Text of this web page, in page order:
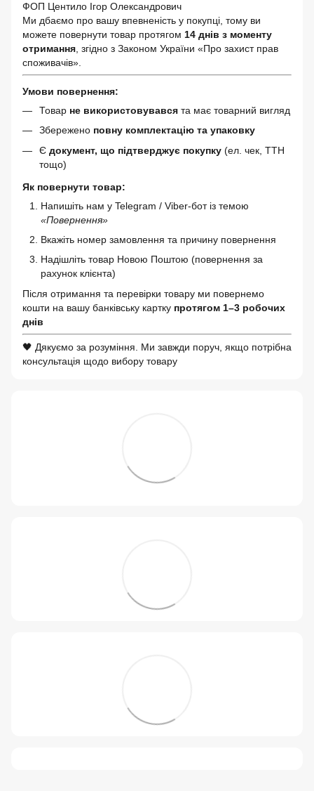
ФОП Центило Ігор Олександрович
Ми дбаємо про вашу впевненість у покупці, тому ви
можете повернути товар протягом 14 днів з моменту
отримання , згідно з Законом України «Про захист прав
споживачів».
Умови повернення:
Товар не використовувався та має товарний вигляд
Збережено повну комплектацію та упаковку
Є документ, що підтверджує покупку (ел. чек, ТТН
тощо)
Як повернути товар:
Напишіть нам у Telegram / Viber-бот із темою
«Повернення»
Вкажіть номер замовлення та причину повернення
Надішліть товар Новою Поштою (повернення за
рахунок клієнта)
Після отримання та перевірки товару ми повернемо
кошти на вашу банківську картку протягом 1–3 робочих
днів
🖤 Дякуємо за розуміння. Ми завжди поруч, якщо потрібна
консультація щодо вибору товару